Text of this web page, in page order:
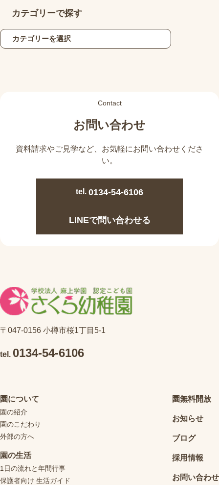
カテゴリーで探す
Contact
お問い合わせ
資料請求やご見学など、 お気軽にお問い合わせくださ
い。
tel. 0134-54-6106
LINEで問い合わせる
〒047-0156 小樽市桜1丁目5-1
tel. 0134-54-6106
園について
園の紹介
園のこだわり
外部の方へ
園の生活
1日の流れと年間行事
保護者向け 生活ガイド
園無料開放
お知らせ
ブログ
採用情報
お問い合わせ